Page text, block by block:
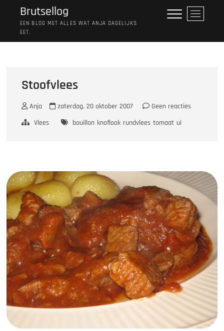
Brutsellog
EEN BLOG MET ALLES WAT ANJA DAGELIJKS
EET.
M
e
Stoofvlees
Anja zaterdag, 20 oktober 2007
Geen reacties
Vlees
bouillon knoflook rundvlees tomaat ui